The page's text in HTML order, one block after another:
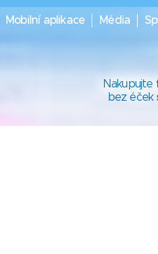
Mobilní aplikace Média
Nakupujte
bez éček